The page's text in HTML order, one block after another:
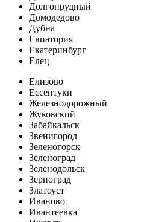
Долгопрудный
Домодедово
Дубна
Евпатория
Екатеринбург
Елец
Елизово
Ессентуки
Железнодорожный
Жуковский
Забайкальск
Звенигород
Зеленогорск
Зеленоград
Зеленодольск
Зерноград
Златоуст
Иваново
Ивантеевка